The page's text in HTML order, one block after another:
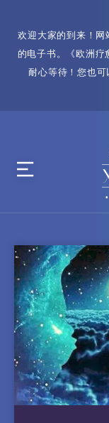
欢迎大家的到来！
的电子书。《欧洲
耐心等待！您也